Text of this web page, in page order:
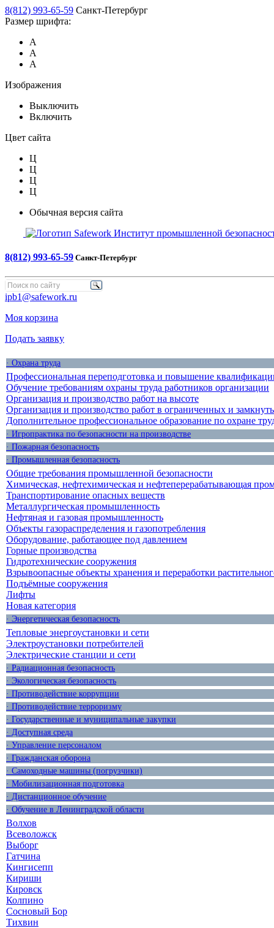
8(812) 993-65-59 Санкт-Петербург
Размер шрифта:
А
А
А
Изображения
Выключить
Включить
Цвет сайта
Ц
Ц
Ц
Ц
Обычная версия сайта
Safework Институт промышленной
8(812) 993-65-59 Санкт-Петербург
ipb1@safework.ru
Моя корзина
Подать заявку
· Охрана труда
Профессиональная переподготовка и повышение
Обучение требованиям охраны труда работников организации
Организация и производство работ на высоте
Организация и производство работ в ограниченных и
Дополнительное профессиональное образование по охране
· Игропрактика по безопасности на производстве
· Пожарная безопасность
· Промышленная безопасность
Общие требования промышленной безопасности
Химическая, нефтехимическая и нефтеперерабатывающая
Транспортирование опасных веществ
Металлургическая промышленность
Нефтяная и газовая промышленность
Объекты газораспределения и газопотребления
Оборудование, работающее под давлением
Горные производства
Гидротехнические сооружения
Взрывоопасные объекты хранения и переработки
Подъёмные сооружения
Лифты
Новая категория
· Энергетическая безопасность
Тепловые энергоустановки и сети
Электроустановки потребителей
Электрические станции и сети
· Радиационная безопасность
· Экологическая безопасность
· Противодействие коррупции
· Противодействие терроризму
· Государственные и муниципальные закупки
· Доступная среда
· Управление персоналом
· Гражданская оборона
· Самоходные машины (погрузчики)
· Мобилизационная подготовка
· Дистанционное обучение
· Обучение в Ленинградской области
Волхов
Всеволожск
Выборг
Гатчина
Кингисепп
Кириши
Кировск
Колпино
Сосновый Бор
Тихвин